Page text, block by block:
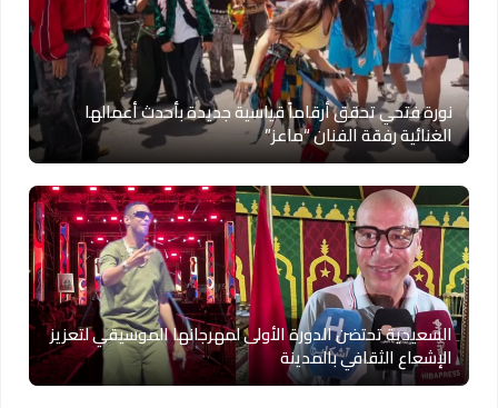
نورة فتحي تحقق أرقاماً قياسية جديدة بأحدث أعمالها
الغنائية رفقة الفنان “ماعز”
السعيدية تحتضن الدورة الأولى لمهرجانها الموسيقي لتعزيز
الإشعاع الثقافي بالمدينة